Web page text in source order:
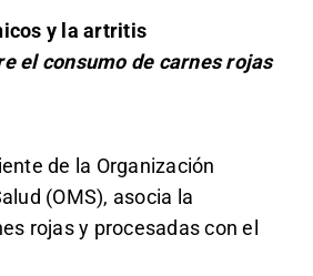
y la artritis
el consumo de carnes rojas
de la Organización
(OMS), asocia la
rojas y procesadas con el